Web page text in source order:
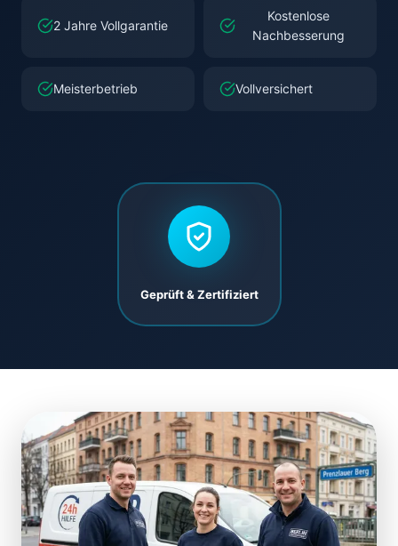
2 Jahre Vollgarantie
Kostenlose
Nachbesserung
Meisterbetrieb Vollversichert
Geprüft & Zertifiziert